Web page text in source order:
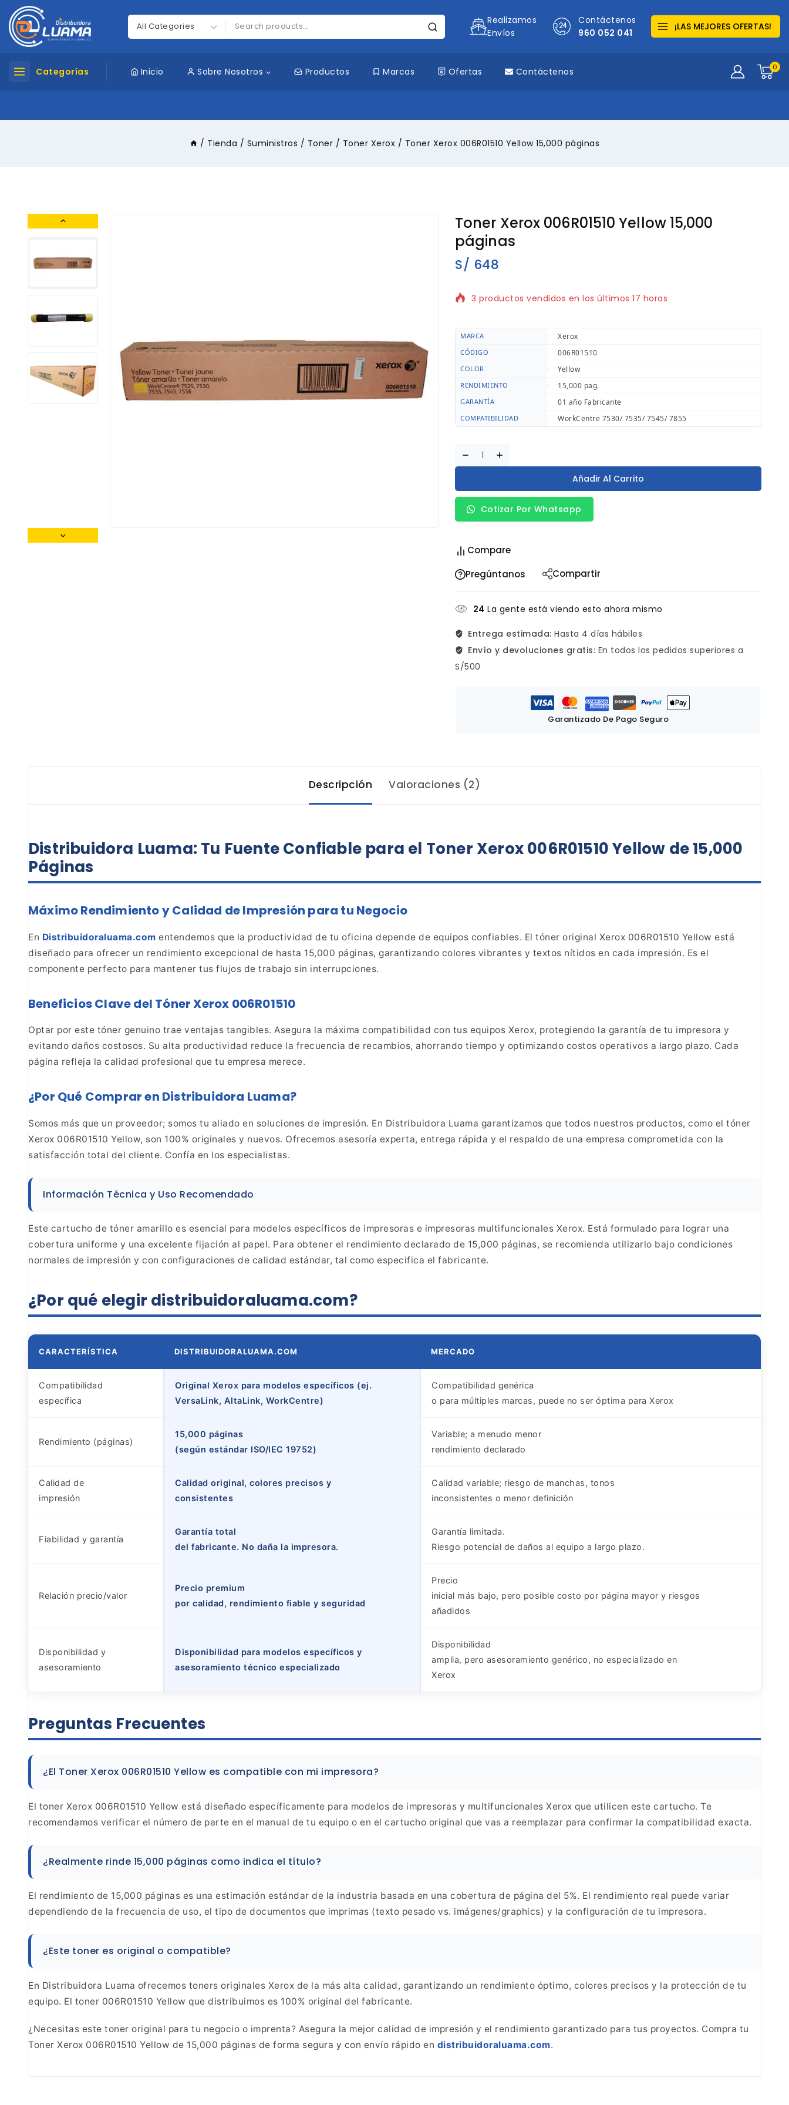
Realizamos
Envíos
Contáctenos
960 052 041
¡LAS MEJORES OFERTAS!
Categorías Inicio Sobre Nosotros Productos Marcas Ofertas Contáctenos 0
/ Tienda / Suministros / Toner / Toner Xerox / Toner Xerox 006R01510 Yellow 15,000 páginas
Toner Xerox 006R01510 Yellow 15,000
páginas
S/ 648
3 productos vendidos en los últimos 17 horas
¡Se vende rápido! ¡Terminado! 12 la gente tiene en su carrito
MARCA : Xerox
CÓDIGO : 006R01510
COLOR : Yellow
RENDIMIENTO : 15,000 pag.
GARANTÍA : 01 año Fabricante
COMPATIBILIDAD : WorkCentre 7530/ 7535/ 7545/ 7855
Añadir Al Carrito
Cotizar Por Whatsapp
Compare
Pregúntanos
Compartir
24 La gente está viendo esto ahora mismo
Entrega estimada: Hasta 4 días hábiles
Envío y devoluciones gratis: En todos los pedidos superiores a
S/500
Garantizado De Pago Seguro
Descripción Valoraciones (2)
Distribuidora Luama: Tu FuenteConfiable para el Toner Xerox 006R01510 Yellow de 15,000
Páginas
Máximo Rendimiento y Calidad de Impresión para tu Negocio
En Distribuidoraluama.com entendemos que la productividad de tu oficina depende de equipos confiables. El tóner original Xerox 006R01510 Yellow está
diseñado para ofrecer un rendimiento excepcional de hasta 15,000 páginas, garantizando colores vibrantes y textos nítidos en cada impresión. Es el
componente perfecto para mantener tus flujos de trabajo sin interrupciones.
Beneficios Clave del Tóner Xerox 006R01510
Optar por este tóner genuino trae ventajas tangibles. Asegura la máxima compatibilidad con tus equipos Xerox, protegiendo la garantía de tu impresora y
evitando daños costosos. Su alta productividad reduce la frecuencia de recambios, ahorrando tiempo y optimizando costos operativos a largo plazo. Cada
página refleja la calidad profesional que tu empresa merece.
¿Por Qué Comprar en Distribuidora Luama?
Somos más que un proveedor; somos tu aliado en soluciones de impresión. En Distribuidora Luama garantizamos que todos nuestros productos, como el tóner
Xerox 006R01510 Yellow, son 100% originales y nuevos. Ofrecemos asesoría experta, entrega rápida y el respaldo de una empresa comprometida con la
satisfacción total del cliente. Confía en los especialistas.
Información Técnica y Uso Recomendado
Este cartucho de tóner amarillo es esencial para modelos específicos de impresoras e impresoras multifuncionales Xerox. Está formulado para lograr una
cobertura uniforme y una excelente fijación al papel. Para obtener el rendimiento declarado de 15,000 páginas, se recomienda utilizarlo bajo condiciones
normales de impresión y con configuraciones de calidad estándar, tal como especifica el fabricante.
¿Por qué elegir distribuidoraluama.com?
CARACTERÍSTICA DISTRIBUIDORALUAMA.COM MERCADO
Compatibilidad
específica
Original Xerox para modelos específicos (ej.
VersaLink, AltaLink, WorkCentre)
Compatibilidad genérica
o para múltiples marcas, puede no ser óptima para Xerox
Rendimiento (páginas)
15,000 páginas
(según estándar ISO/IEC 19752)
Variable; a menudo menor
rendimiento declarado
Calidad de
impresión
Calidad original, colores precisos y
consistentes
Calidad variable; riesgo de manchas, tonos
inconsistentes o menor definición
Fiabilidad y garantía
Garantía total
del fabricante. No daña la impresora.
Garantía limitada.
Riesgo potencial de daños al equipo a largo plazo.
Relación precio/valor
Precio premium
por calidad, rendimiento fiable y seguridad
Precio
inicial más bajo, pero posible costo por página mayor y riesgos
añadidos
Disponibilidad y
asesoramiento
Disponibilidad para modelos específicos y
asesoramiento técnico especializado
Disponibilidad
amplia, pero asesoramiento genérico, no especializado en
Xerox
Preguntas Frecuentes
¿El Toner Xerox 006R01510 Yellow es compatible con mi impresora?
El toner Xerox 006R01510 Yellow está diseñado específicamente para modelos de impresoras y multifuncionales Xerox que utilicen este cartucho. Te
recomendamos verificar el número de parte en el manual de tu equipo o en el cartucho original que vas a reemplazar para confirmar la compatibilidad exacta.
¿Realmente rinde 15,000 páginas como indica el título?
El rendimiento de 15,000 páginas es una estimación estándar de la industria basada en una cobertura de página del 5%. El rendimiento real puede variar
dependiendo de la frecuencia de uso, el tipo de documentos que imprimas (texto pesado vs. imágenes/graphics) y la configuración de tu impresora.
¿Este toner es original o compatible?
En Distribuidora Luama ofrecemos toners originales Xerox de la más alta calidad, garantizando un rendimiento óptimo, colores precisos y la protección de tu
equipo. El toner 006R01510 Yellow que distribuimos es 100% original del fabricante.
¿Necesitas este toner original para tu negocio o imprenta? Asegura la mejor calidad de impresión y el rendimiento garantizado para tus proyectos. Compra tu
Toner Xerox 006R01510 Yellow de 15,000 páginas de forma segura y con envío rápido en distribuidoraluama.com.